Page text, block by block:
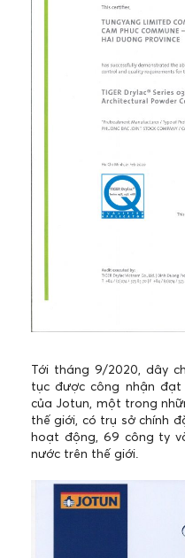
Tới tháng 9/2020, dây
tục được công nhận
của Jotun, một trong
thế giới, có trụ sở chính
hoạt động, 69 công ty
nước trên thế giới.